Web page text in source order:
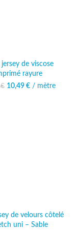
jersey de viscose
rayure
€
Le prix initial était :
10,49 €
Le prix
/ mètre
de velours côtelé
uni – Sable